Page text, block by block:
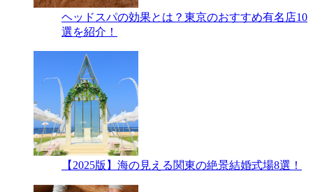
ヘッドスパの効果とは？東京のおすすめ有名店10
選を紹介！
【2025版】海の見える関東の絶景結婚式場8選！